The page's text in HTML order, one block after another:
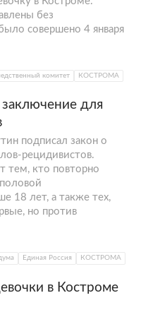
без
совершено 4 января
комитет КОСТРОМА
для
подписал закон о
рецидивистов.
тем, кто повторно
18 лет, а также тех,
но против
Единая Россия КОСТРОМА
в Костроме